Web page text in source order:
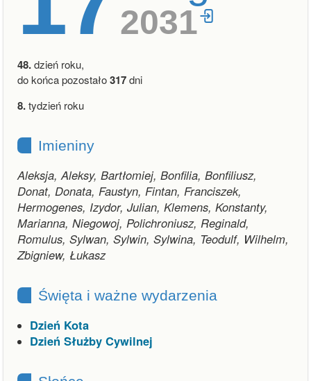
2031
48.dzień roku,
do końca pozostało317dni
8.tydzień roku
Imieniny
Aleksja, Aleksy, Bartłomiej, Bonfilia, Bonfiliusz,
Donat, Donata, Faustyn, Fintan, Franciszek,
Hermogenes, Izydor, Julian, Klemens, Konstanty,
Marianna, Niegowoj, Polichroniusz, Reginald,
Romulus, Sylwan, Sylwin, Sylwina, Teodulf, Wilhelm,
Zbigniew, Łukasz
Święta i ważne wydarzenia
Dzień Kota
Dzień Służby Cywilnej